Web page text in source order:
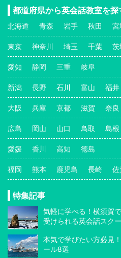
都道府県から英会話教室を探
北海道 青森 岩手 秋田 宮
東京 神奈川 埼玉 千葉 茨
愛知 静岡 三重 岐阜
新潟 長野 石川 富山 福井
大阪 兵庫 京都 滋賀 奈良
広島 岡山 山口 鳥取 島根
愛媛 香川 高知 徳島
福岡 熊本 鹿児島 長崎 佐
特集記事
気軽に学べる！横須賀
受けられる英会話スク
本気で学びたい方必見
ール8選